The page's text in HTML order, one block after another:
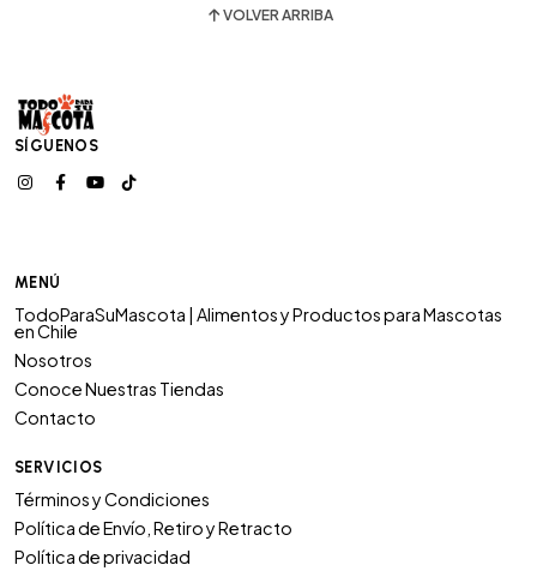
VOLVER ARRIBA
SÍGUENOS
MENÚ
TodoParaSuMascota | Alimentos y Productos para Mascotas
en Chile
Nosotros
Conoce Nuestras Tiendas
Contacto
SERVICIOS
Términos y Condiciones
Política de Envío, Retiro y Retracto
Política de privacidad